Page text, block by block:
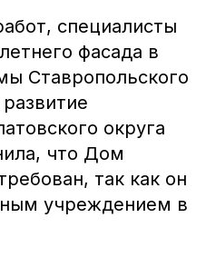
специалисты
фасада в
Ставропольского
округа
что Дом
так как он
учреждением в